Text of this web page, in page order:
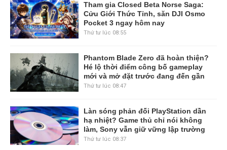
Tham gia Closed Beta Norse Saga:
Cửu Giới Thức Tỉnh, săn DJI Osmo
Pocket 3 ngay hôm nay
Thứ tư lúc 08:55
Phantom Blade Zero đã hoàn thiện?
Hé lộ thời điểm công bố gameplay
mới và mở đặt trước đang đến gần
Thứ tư lúc 08:47
Làn sóng phản đối PlayStation dần
hạ nhiệt? Game thủ chỉ nói không
làm, Sony vẫn giữ vững lập trường
Thứ tư lúc 08:37